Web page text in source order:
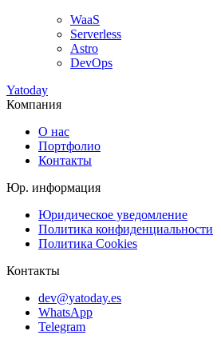
WaaS
Serverless
Astro
DevOps
Yatoday
Компания
О нас
Портфолио
Контакты
Юр. информация
Юридическое уведомление
Политика конфиденциальности
Политика Cookies
Контакты
dev@yatoday.es
WhatsApp
Telegram